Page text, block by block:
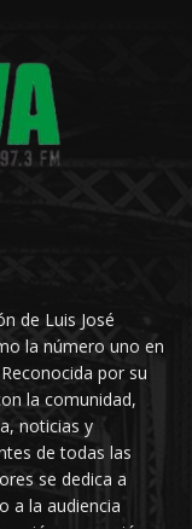
de Luis José
la número uno en
por su
la comunidad,
noticias y
de todas las
se dedica a
a la audiencia